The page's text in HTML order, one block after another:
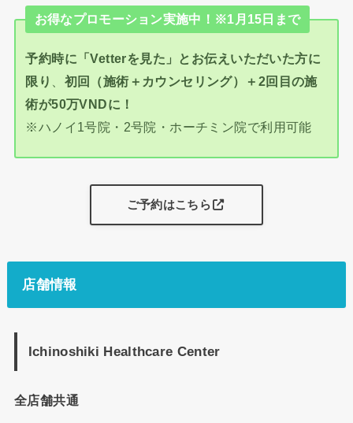
お得なプロモーション実施中！※1月15日まで
予約時に「Vetterを見た」とお伝えいただいた方に
限り
初回（施術＋カウンセリング）＋2回目の施
術が50万VNDに！
※ハノイ1号院・2号院・ホーチミン院で利用可能
ご予約はこちら
店舗情報
Ichinoshiki Healthcare Center
全店舗共通